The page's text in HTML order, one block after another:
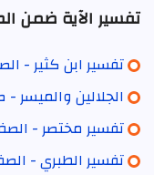
تفسير الآية ضمن
تفسير ابن كثير -
الجلالين والميسر -
تفسير مختصر -
تفسير الطبري -